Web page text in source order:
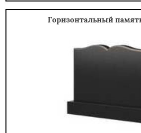
Горизонтальный